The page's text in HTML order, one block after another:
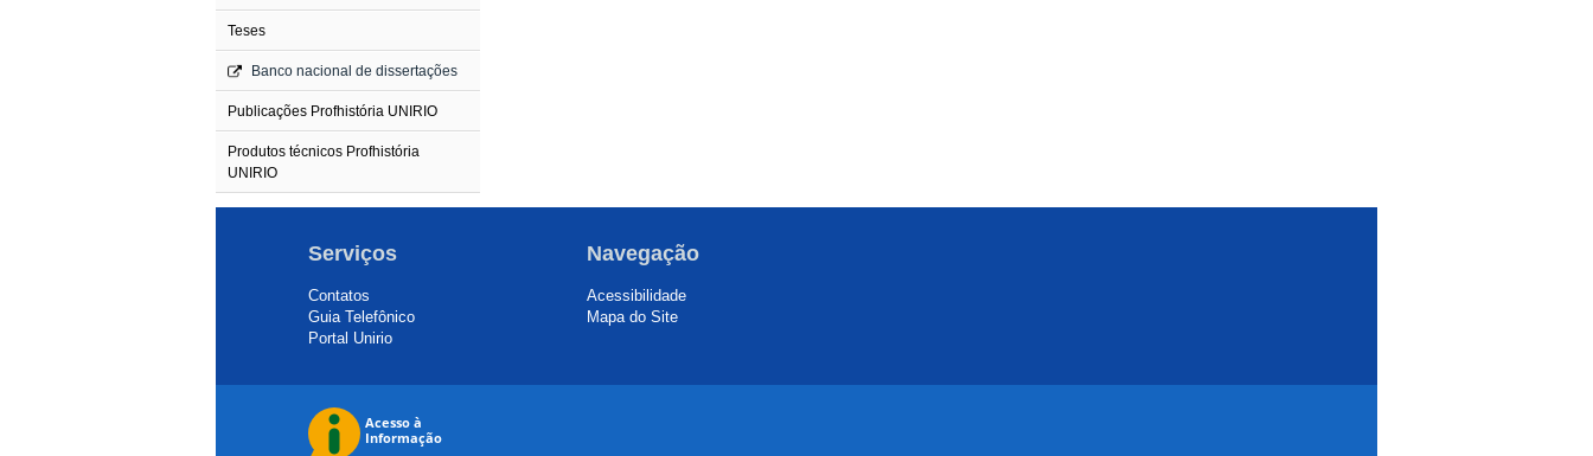
Teses
Banco nacional de dissertações
Publicações Profhistória UNIRIO
Produtos técnicos Profhistória
UNIRIO
Serviços
Contatos
Guia Telefônico
Portal Unirio
Navegação
Acessibilidade
Mapa do Site